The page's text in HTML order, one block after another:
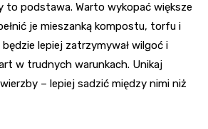
to podstawa. Warto wykopać większe
je mieszanką kompostu, torfu i
lepiej zatrzymywał wilgoć i
w trudnych warunkach. Unikaj
– lepiej sadzić między nimi niż